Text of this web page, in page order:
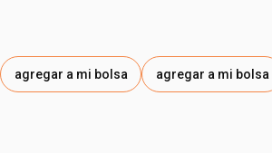
agregar a mi bolsa agregar a mi bolsa